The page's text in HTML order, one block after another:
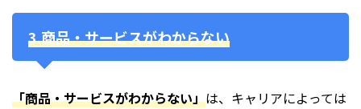
3.商品・サービスがわからない
「商品・サービスがわからない」は、キャリアによっては